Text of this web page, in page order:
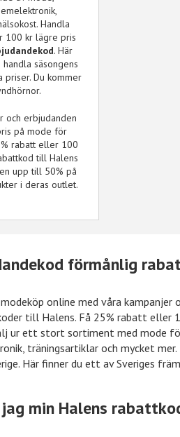
Handla
100 kr lägre pris
. Här
säsongens
Du kommer
och erbjudanden
på mode för
rabatt eller 100
till Halens
upp till 50% på
i deras outlet.
förmånlig
online med våra kampanjer
till Halens. Få 25% rabatt eller
ur ett stort sortiment med mode
träningsartiklar och mycket
Här finner du ett av Sveriges
min Halens
Hotels.com